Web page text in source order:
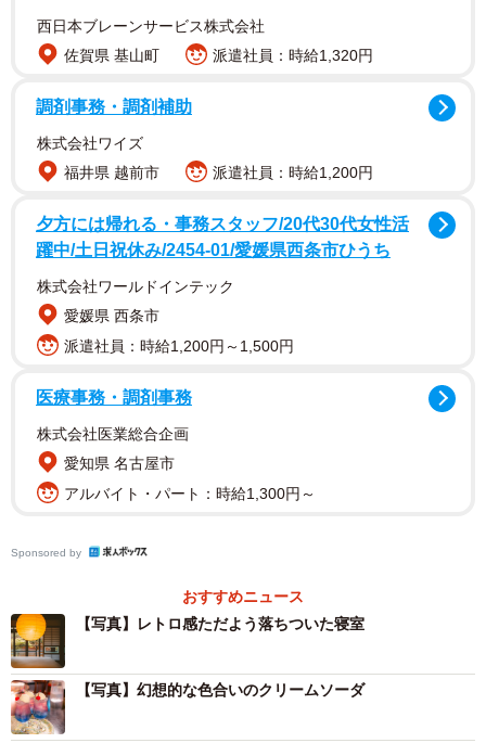
西日本ブレーンサービス株式会社
佐賀県 基山町
派遣社員：時給1,320円
調剤事務・調剤補助
株式会社ワイズ
福井県 越前市
派遣社員：時給1,200円
夕方には帰れる・事務スタッフ/20代30代女性活
躍中/土日祝休み/2454-01/愛媛県西条市ひうち
株式会社ワールドインテック
愛媛県 西条市
派遣社員：時給1,200円～1,500円
医療事務・調剤事務
株式会社医業総合企画
愛知県 名古屋市
アルバイト・パート：時給1,300円～
Sponsored by
おすすめニュース
【写真】レトロ感ただよう落ちついた寝室
【写真】幻想的な色合いのクリームソーダ